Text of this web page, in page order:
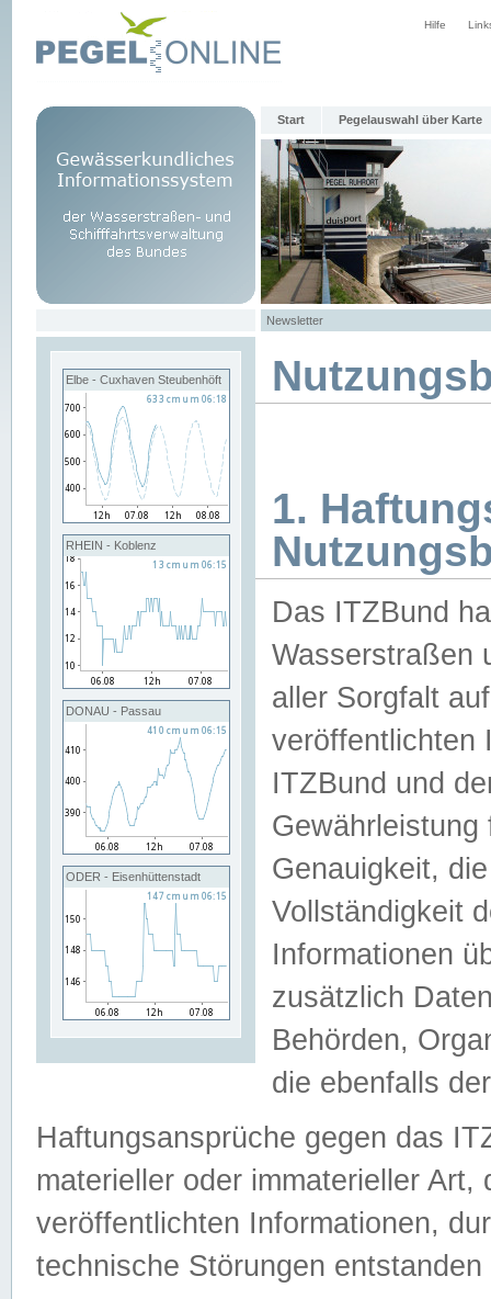
Hilfe
Start Pegelauswahl über Karte
Newsletter
Elbe - Cuxhaven Steubenhöft
RHEIN - Koblenz
DONAU - Passau
ODER - Eisenhüttenstadt
1.
Das ITZBund
Wasserstraßen
aller Sorgfalt
veröffentlichten
ITZBund und
Genauigkeit,
Vollständigkeit
Informationen
zusätzlich
Behörden,
die ebenfalls
Haftungsansprüche gegen das
materieller oder immaterieller
veröffentlichten Informationen,
technische Störungen